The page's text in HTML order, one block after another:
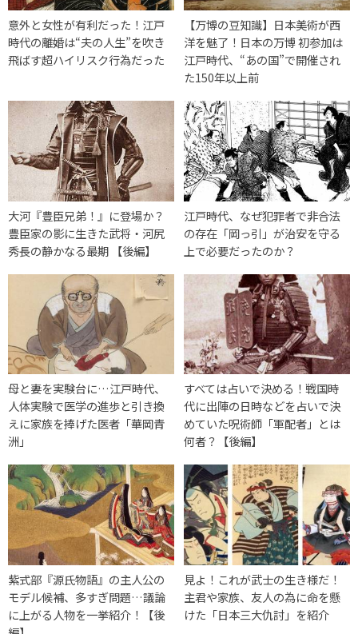
意外と女性が有利だった！江戸
時代の離婚は“夫の人生”を吹き
飛ばす超ハイリスク行為だった
【万博の豆知識】日本美術が西
洋を魅了！日本の万博 初参加は
江戸時代、“あの国”で開催され
た150年以上前
大河『豊臣兄弟！』に登場か？
豊臣家の影に生きた武将・河尻
秀長の静かなる最期 【後編】
江戸時代、なぜ犯罪者で非合法
の存在「岡っ引」が治安を守る
上で必要だったのか？
母と妻を実験台に…江戸時代、
人体実験で医学の進歩と引き換
えに家族を捧げた医者「華岡青
洲」
すべては占いで決める！戦国時
代に出陣の日時などを占いで決
めていた呪術師「軍配者」とは
何者？【後編】
紫式部『源氏物語』の主人公の
モデル候補、多すぎ問題…議論
に上がる人物を一挙紹介！【後
見よ！これが武士の生き様だ！
主君や家族、友人の為に命を懸
けた「日本三大仇討」を紹介